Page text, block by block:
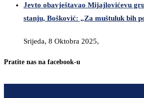
Jevto obavještavao Mijajlovićevu
stanju, Bošković: „Za muštuluk bih
Srijeda, 8 Oktobra 2025,
Pratite nas na facebook-u